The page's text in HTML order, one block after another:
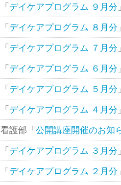
「 デイケアプログラム ９月分
「 デイケアプログラム ８月分
「 デイケアプログラム ７月分
「 デイケアプログラム ６月分
「 デイケアプログラム ５月分
「 デイケアプログラム ４月分
看護部「 公開講座開催のお知
「 デイケアプログラム ３月分
「 デイケアプログラム ２月分